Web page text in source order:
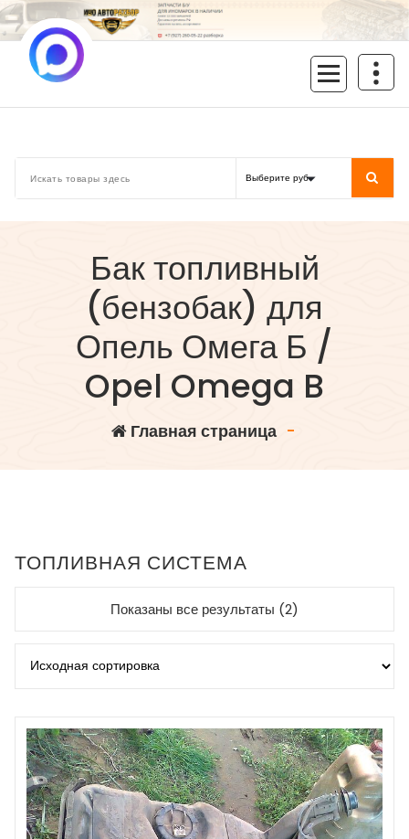
Перейти
к
содержимому
Бак топливный
(бензобак) для
Опель Омега Б /
Opel Omega B
Главная страница-
ТОПЛИВНАЯ СИСТЕМА
Показаны все результаты (2)